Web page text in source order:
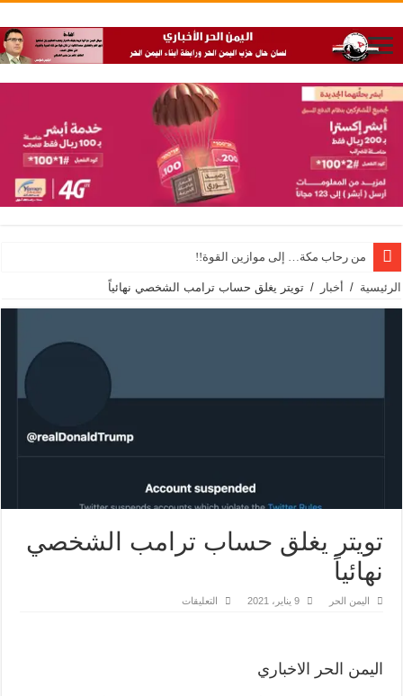
من رحاب مكة… إلى موازين القوة!!
الرئيسية / أخبار / تويتر يغلق حساب ترامب الشخصي نهائياً
تويتر يغلق حساب ترامب الشخصي
نهائياً
اليمن الحر 9 يناير، 2021 التعليقات
اليمن الحر الاخباري